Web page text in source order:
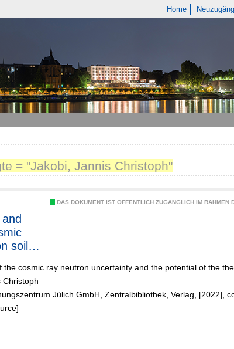
Home
= "Jakobi, Jannis Christoph"
DAS DOKUMENT IST ÖFFENTLICH ZUGÄNGLICH IM RAHMEN
soil
the cosmic ray neutron uncertainty and the potential of the
Christoph
Jülich GmbH, Zentralbibliothek, Verlag, [2022],